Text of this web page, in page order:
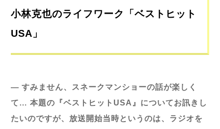
小林克也のライフワーク「ベストヒット
USA」
― すみません、スネークマンショーの話が楽しく
て… 本題の『ベストヒットUSA』についてお訊きし
たいのですが、放送開始当時というのは、ラジオを